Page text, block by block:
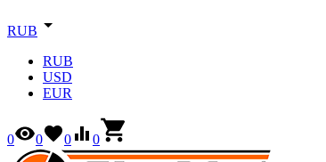
RUB
RUB
USD
EUR
0 0 0 0